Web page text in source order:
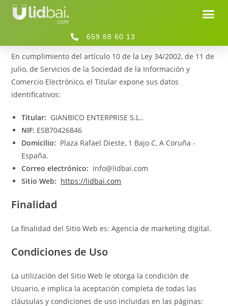
659 88 60 13
Identificación y Titularidad
En cumplimiento del artículo 10 de la Ley 34/2002, de 11 de
julio, de Servicios de la Sociedad de la Información y
Comercio Electrónico, el Titular expone sus datos
identificativos:
Titular: GIANBICO ENTERPRISE S.L..
NIF: ESB70426846
Domicilio: Plaza Rafael Dieste, 1 Bajo C, A Coruña -
España.
Correo electrónico: info@lidbai.com
Sitio Web: https://lidbai.com
Finalidad
La finalidad del Sitio Web es: Agencia de marketing digital.
Condiciones de Uso
La utilización del Sitio Web le otorga la condición de
Usuario, e implica la aceptación completa de todas las
cláusulas y condiciones de uso incluidas en las páginas: